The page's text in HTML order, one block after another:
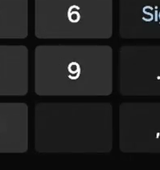
de confidentialité. Nous